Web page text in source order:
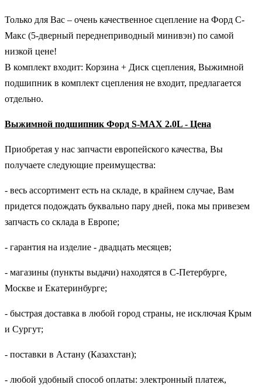
Только для Вас – очень качественное сцепление на Форд С-
Макс (5-дверный переднеприводный минивэн) по самой
низкой цене!
В комплект входит: Корзина + Диск сцепления, Выжимной
подшипник в комплект сцепления не входит, предлагается
отдельно.
Выжимной подшипник Форд S-MAX 2.0L - Цена
Приобретая у нас запчасти европейского качества, Вы
получаете следующие преимущества:
- весь ассортимент есть на складе, в крайнем случае, Вам
придется подождать буквально пару дней, пока мы привезем
запчасть со склада в Европе;
- гарантия на изделие - двадцать месяцев;
- магазины (пункты выдачи) находятся в С-Петербурге,
Москве и Екатеринбурге;
- быстрая доставка в любой город страны, не исключая Крым
и Сургут;
- поставки в Астану (Казахстан);
- любой удобный способ оплаты: электронный платеж,